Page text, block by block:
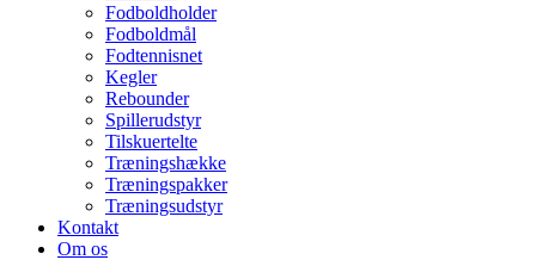
Fodboldholder
Fodboldmål
Fodtennisnet
Kegler
Rebounder
Spillerudstyr
Tilskuertelte
Træningshække
Træningspakker
Træningsudstyr
Kontakt
Om os